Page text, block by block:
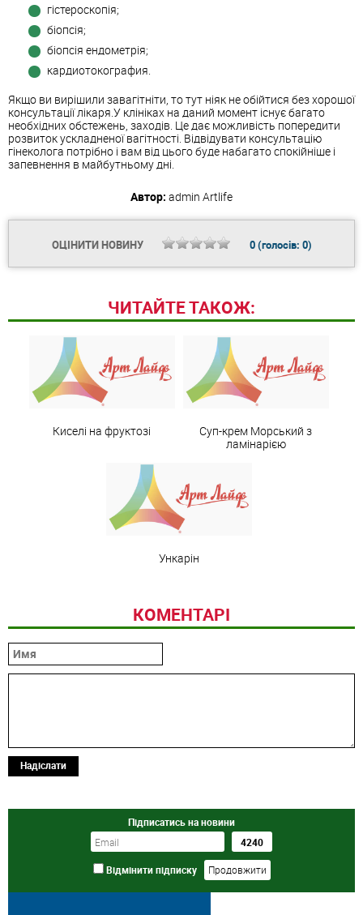
гістероскопія;
біопсія;
біопсія ендометрія;
кардиотокография.
Якщо ви вирішили завагітніти, то тут ніяк не обійтися без хорошої
консультації лікаря.У клініках на даний момент існує багато
необхідних обстежень, заходів. Це дає можливість попередити
розвиток ускладненої вагітності. Відвідувати консультацію
гінеколога потрібно і вам від цього буде набагато спокійніше і
запевнення в майбутньому дні.
Автор: admin Artlife
ОЦІНИТИ НОВИНУ 0(голосів: 0)
ЧИТАЙТЕ ТАКОЖ:
Киселі на фруктозі
Суп-крем Морський з
ламінарією
Ункарін
КОМЕНТАРІ
Надіслати
Підписатись на новини
Відмінити підписку